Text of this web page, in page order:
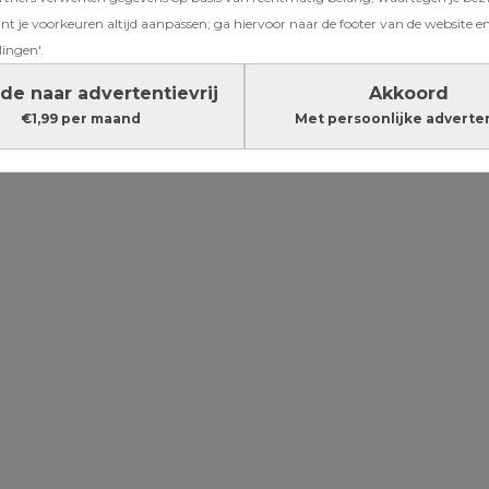
je voorkeuren altijd aanpassen; ga hiervoor naar de footer van de website
naar advertentievrij
€1,99 per maand
Akkoord
Met persoonlijke
je baby